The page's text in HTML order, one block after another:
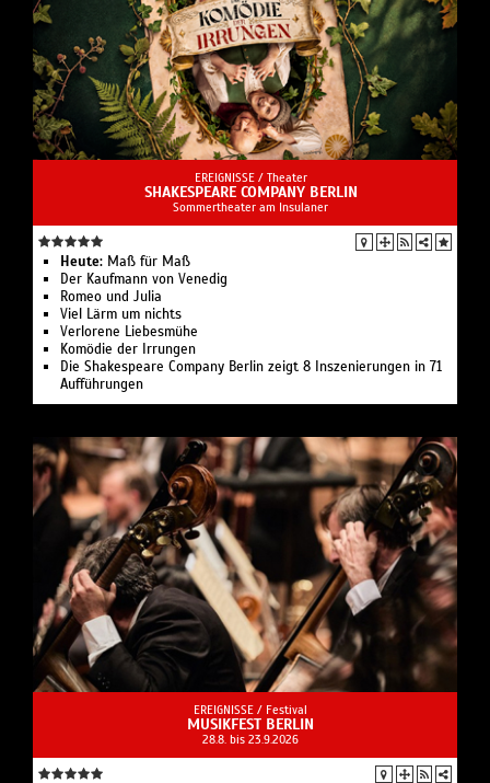
EREIGNISSE / Theater
SHAKESPEARE COMPANY BERLIN
Sommertheater am Insulaner
Heute: Maß für Maß
Der Kaufmann von Venedig
Romeo und Julia
Viel Lärm um nichts
Verlorene Liebesmühe
Komödie der Irrungen
Die Shakespeare Company Berlin zeigt 8 Inszenierungen in 71
Aufführungen
EREIGNISSE / Festival
MUSIKFEST BERLIN
28.8. bis 23.9.2026